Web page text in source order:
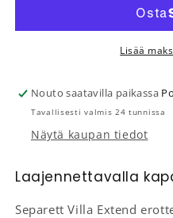
Lisää
Nouto saatavilla paikassa
Tavallisesti valmis 24 tunnissa
Näytä kaupan tiedot
Laajennettavalla
Separett Villa Extend